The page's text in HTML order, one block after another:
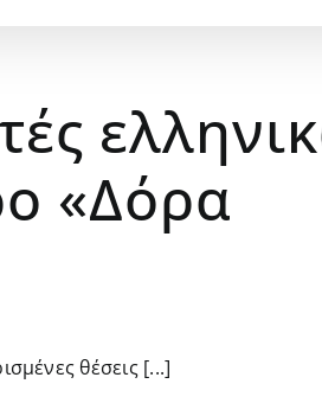
«Δόρα
θέσεις [...]